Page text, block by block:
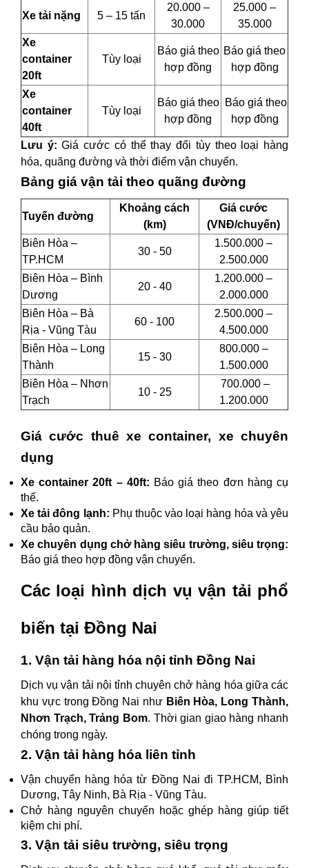
Xe tải nặng 5 – 15 tấn
20.000 –
30.000
25.000 –
35.000
Xe
container
20ft
Tùy loại
Báo giá theo
hợp đồng
Báo giá theo
hợp đồng
Xe
container
40ft
Tùy loại
Báo giá theo
hợp đồng
Báo giá theo
hợp đồng
Lưu ý: Giá cước có thể thay đổi tùy theo loại hàng
hóa, quãng đường và thời điểm vận chuyển.
Bảng giá vận tải theo quãng đường
Tuyến đường
Khoảng cách
(km)
Giá cước
(VNĐ/chuyến)
Biên Hòa –
TP.HCM
30 - 50
1.500.000 –
2.500.000
Biên Hòa – Bình
Dương
20 - 40
1.200.000 –
2.000.000
Biên Hòa – Bà
Rịa - Vũng Tàu
60 - 100
2.500.000 –
4.500.000
Biên Hòa – Long
Thành
15 - 30
800.000 –
1.500.000
Biên Hòa – Nhơn
Trạch
10 - 25
700.000 –
1.200.000
Giá cước thuê xe container, xe chuyên
dụng
Xe container 20ft – 40ft: Báo giá theo đơn hàng cụ
thể.
Xe tải đông lạnh: Phụ thuộc vào loại hàng hóa và yêu
cầu bảo quản.
Xe chuyên dụng chở hàng siêu trường, siêu trọng:
Báo giá theo hợp đồng vận chuyển.
Các loại hình dịch vụ vận tải phổ
biến tại Đồng Nai
1. Vận tải hàng hóa nội tỉnh Đồng Nai
Dịch vụ vận tải nội tỉnh chuyên chở hàng hóa giữa các
khu vực trong Đồng Nai như Biên Hòa, Long Thành,
Nhơn Trạch, Trảng Bom. Thời gian giao hàng nhanh
chóng trong ngày.
2. Vận tải hàng hóa liên tỉnh
Vận chuyển hàng hóa từ Đồng Nai đi TP.HCM, Bình
Dương, Tây Ninh, Bà Rịa - Vũng Tàu.
Chở hàng nguyên chuyến hoặc ghép hàng giúp tiết
kiệm chi phí.
3. Vận tải siêu trường, siêu trọng